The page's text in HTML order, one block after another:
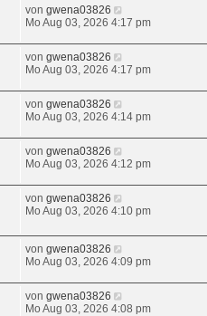
von gwena03826
Mo Aug 03, 2026 4:17 pm
von gwena03826
Mo Aug 03, 2026 4:17 pm
von gwena03826
Mo Aug 03, 2026 4:14 pm
von gwena03826
Mo Aug 03, 2026 4:12 pm
von gwena03826
Mo Aug 03, 2026 4:10 pm
von gwena03826
Mo Aug 03, 2026 4:09 pm
von gwena03826
Mo Aug 03, 2026 4:08 pm